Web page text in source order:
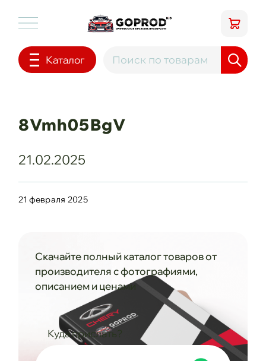
Каталог
8Vmh05BgV
21.02.2025
21 февраля 2025
Скачайте полный каталог товаров от
производителя с фотографиями,
описанием и ценами
Куда прислать?